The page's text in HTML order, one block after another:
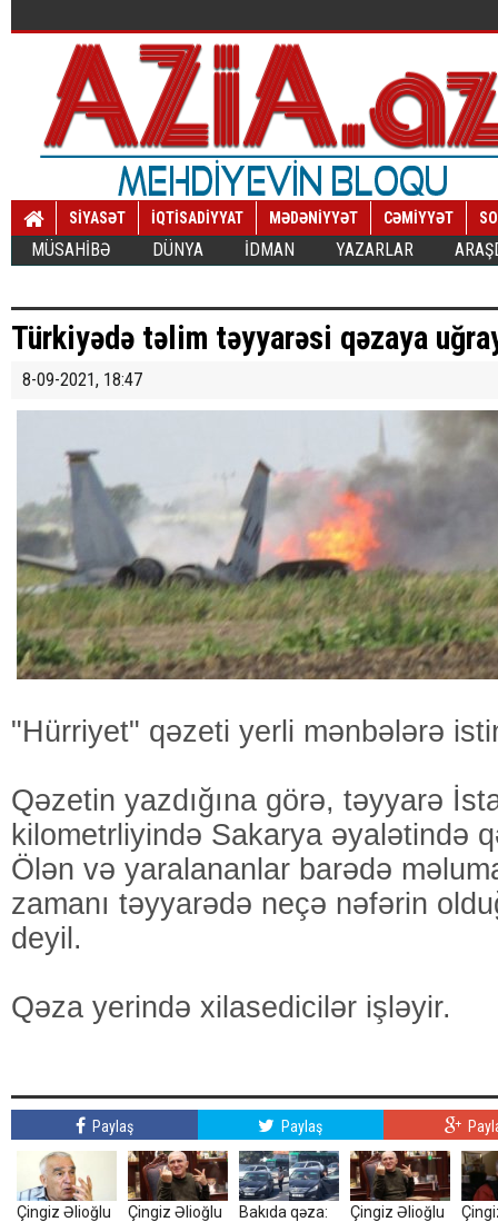
SİYASƏT İQTİSADİYYAT MƏDƏNİYYƏT CƏMİYYƏT
MÜSAHİBƏ DÜNYA İDMAN YAZARLAR
Türkiyədə təlim təyyarəsi qəzaya
8-09-2021, 18:47
"Hürriyet" qəzeti yerli mənbələrə
Qəzetin yazdığına görə, təyyarə
kilometrliyində Sakarya əyalətində
Ölən və yaralananlar barədə
zamanı təyyarədə neçə nəfərin
deyil.
Qəza yerində xilasedicilər işləyir.
Paylaş Paylaş
Çingiz Əlioğlu
Çingiz Əlioğlu
Bakıda qəza:
Çingiz Əlioğlu